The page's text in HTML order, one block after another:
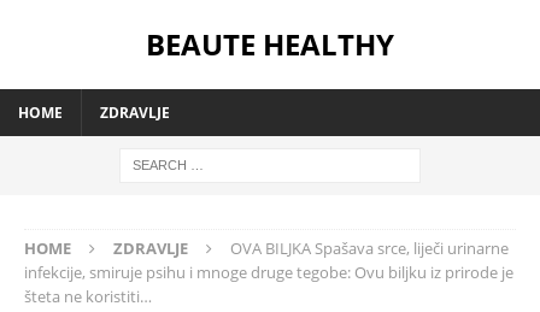
BEAUTE HEALTHY
HOME ZDRAVLJE
HOME ZDRAVLJE
OVA BILJKA Spašava srce, liječi urinarne
infekcije, smiruje psihu i mnoge druge tegobe: Ovu biljku iz prirode je
šteta ne koristiti…